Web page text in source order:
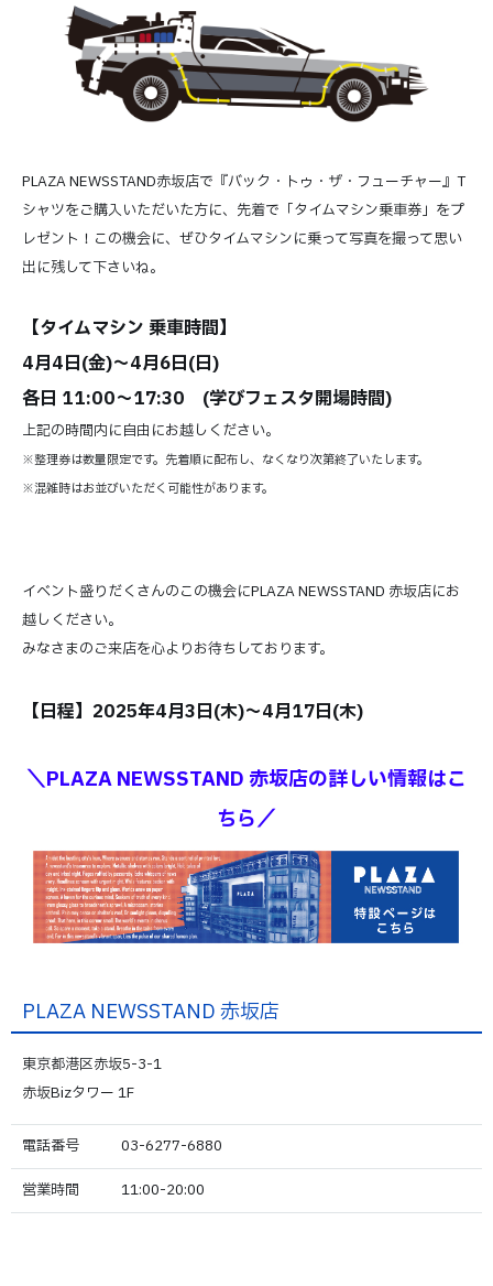
PLAZA NEWSSTAND赤坂店で『バック・トゥ・ザ・フューチャー』T
シャツをご購入いただいた方に、先着で「タイムマシン乗車券」をプ
レゼント！この機会に、ぜひタイムマシンに乗って写真を撮って思い
出に残して下さいね。
【タイムマシン 乗車時間】
4月4日(金)～4月6日(日)
各日 11:00～17:30 (学びフェスタ開場時間)
上記の時間内に自由にお越しください。
※整理券は数量限定です。先着順に配布し、なくなり次第終了いたします。
※混雑時はお並びいただく可能性があります。
イベント盛りだくさんのこの機会にPLAZA NEWSSTAND 赤坂店にお
越しください。
みなさまのご来店を心よりお待ちしております。
【日程】2025年4月3日(木)～4月17日(木)
＼PLAZA NEWSSTAND 赤坂店の詳しい情報はこ
ちら／
PLAZA NEWSSTAND 赤坂店
東京都港区赤坂5-3-1
赤坂Bizタワー 1F
電話番号
03-6277-6880
営業時間
11:00-20:00